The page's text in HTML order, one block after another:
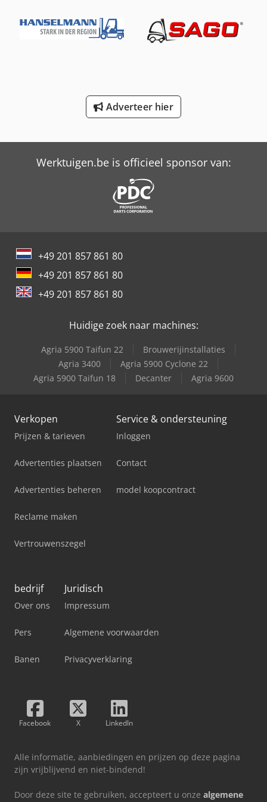
International 453
International Hydro 85
Versalift Hoogwerker Op Vrachtauto
Adverteer hier
Werktuigen.be is officieel sponsor van:
+49 201 857 861 80
+49 201 857 861 80
+49 201 857 861 80
Huidige zoek naar machines:
Agria 5900 Taifun 22
Brouwerijinstallaties
Agria 3400
Agria 5900 Cyclone 22
Agria 5900 Taifun 18
Decanter Agria 9600
Verkopen
Prijzen & tarieven
Advertenties plaatsen
Advertenties beheren
Reclame maken
Vertrouwenszegel
Service & ondersteuning
Inloggen
Contact
model koopcontract
bedrijf
Over ons
Pers
Banen
Juridisch
Impressum
Algemene voorwaarden
Privacyverklaring
Facebook X LinkedIn
Alle informatie, aanbiedingen en prijzen op deze pagina
zijn vrijblijvend en niet-bindend!
Door deze site te gebruiken, accepteert u onze algemene